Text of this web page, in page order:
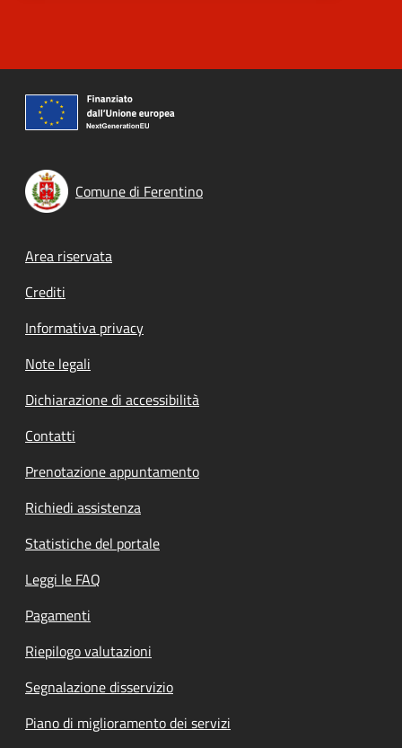
Comune di Ferentino
Footer menu
Area riservata
Crediti
Informativa privacy
Note legali
Dichiarazione di accessibilità
Contatti
Prenotazione appuntamento
Richiedi assistenza
Statistiche del portale
Leggi le FAQ
Pagamenti
Riepilogo valutazioni
Segnalazione disservizio
Piano di miglioramento dei servizi